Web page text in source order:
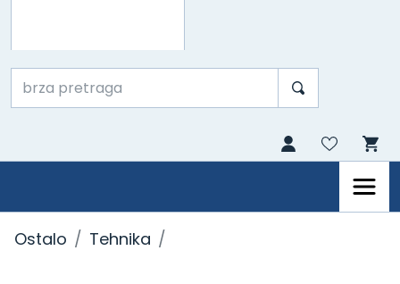
Ostalo Tehnika